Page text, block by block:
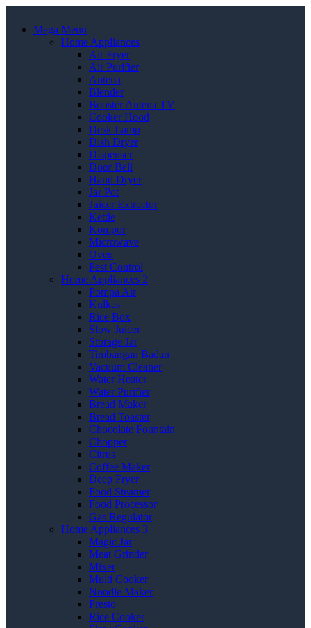
Mega Menu
Home Appliances
Air Fryer
Air Purifier
Antena
Blender
Booster Antena TV
Cooker Hood
Desk Lamp
Dish Dryer
Dispenser
Door Bell
Hand Dryer
Jar Pot
Juicer Extractor
Kettle
Kompor
Microwave
Oven
Pest Control
Home Appliances 2
Pompa Air
Kulkas
Rice Box
Slow Juicer
Storage Jar
Timbangan Badan
Vacuum Cleaner
Water Heater
Water Purifier
Bread Maker
Bread Toaster
Chocolate Fountain
Chopper
Citrus
Coffee Maker
Deep Fryer
Food Steamer
Food Processor
Gas Regulator
Home Appliances 3
Magic Jar
Meat Grinder
Mixer
Multi Cooker
Noodle Maker
Presto
Rice Cooker